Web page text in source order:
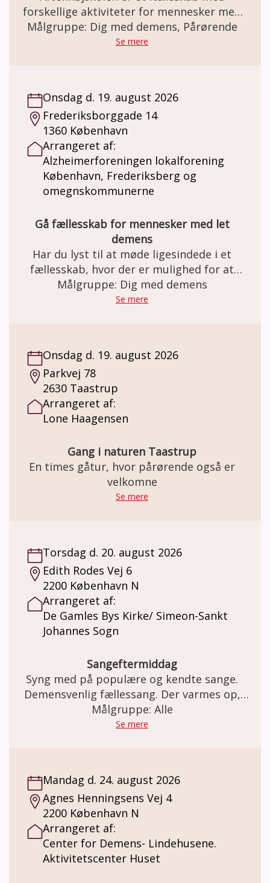
forskellige aktiviteter for mennesker med
demens sammen med familie og venner.
Målgruppe: Dig med demens, Pårørende
Se mere
Onsdag d. 19. august 2026
Frederiksborggade 14
1360 København
Arrangeret af:
Alzheimerforeningen lokalforening
København, Frederiksberg og
omegnskommunerne
Gå fællesskab for mennesker med let
demens
Har du lyst til at møde ligesindede i et
fællesskab, hvor der er mulighed for at
skabe netværk, nye relationer – og måske
endda venskaber? Gåturene er med til at
Målgruppe: Dig med demens
Se mere
Onsdag d. 19. august 2026
Parkvej 78
2630 Taastrup
Arrangeret af:
Lone Haagensen
Gang i naturen Taastrup
En times gåtur, hvor pårørende også er
velkomne
Se mere
Torsdag d. 20. august 2026
Edith Rodes Vej 6
2200 København N
Arrangeret af:
De Gamles Bys Kirke/ Simeon-Sankt
Johannes Sogn
Sangeftermiddag
Syng med på populære og kendte sange.
Demensvenlig fællessang. Der varmes op,
inden vi synger (om årstiderne, glæder,
sorger, naturen, og meget mere i selskab)
Målgruppe: Alle
Se mere
Mandag d. 24. august 2026
Agnes Henningsens Vej 4
2200 København N
Arrangeret af:
Center for Demens- Lindehusene.
Aktivitetscenter Huset